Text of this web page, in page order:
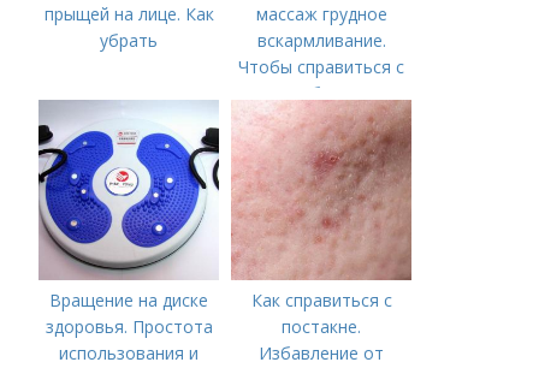
прыщей на лице. Как
убрать
массаж грудное
вскармливание.
Чтобы справиться с
нагрубанием,
необходимо
предпринять
следующие действия:
Вращение на диске
здоровья. Простота
использования и
Как справиться с
постакне.
Избавление от